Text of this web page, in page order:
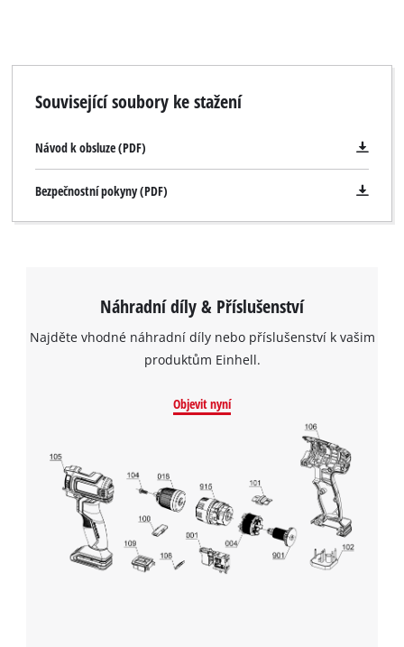
Související soubory ke stažení
Návod k obsluze (PDF)
Bezpečnostní pokyny (PDF)
Náhradní díly & Příslušenství
Najděte vhodné náhradní díly nebo příslušenství k vašim
produktům Einhell.
Objevit nyní